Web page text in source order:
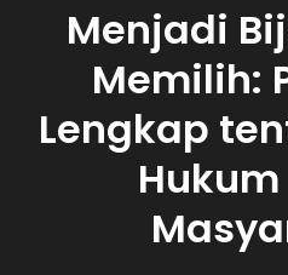
Menjadi
Memilih:
Lengkap